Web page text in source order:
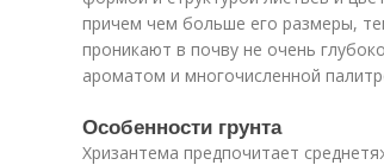
причем чем больше его размеры,
проникают в почву не очень
ароматом и многочисленной
Особенности грунта
Хризантема предпочитает